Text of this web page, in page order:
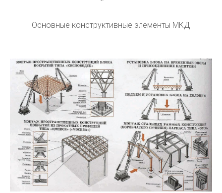
Основные конструктивные элементы МКД